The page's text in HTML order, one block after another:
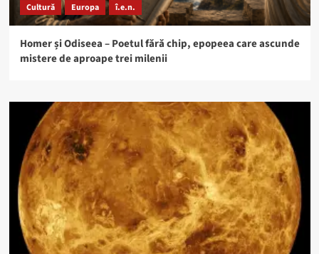
Cultură Europa î.e.n.
Homer și Odiseea – Poetul fără chip, epopeea care ascunde
mistere de aproape trei milenii